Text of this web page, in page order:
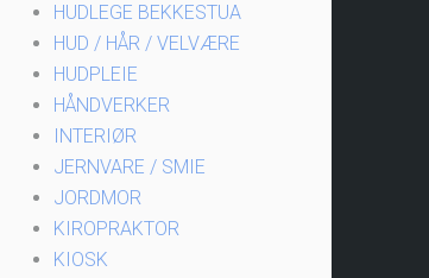
HUDLEGE BEKKESTUA
HUD / HÅR / VELVÆRE
HUDPLEIE
HÅNDVERKER
INTERIØR
JERNVARE / SMIE
JORDMOR
KIROPRAKTOR
KIOSK